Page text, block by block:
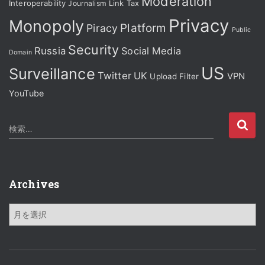
Interoperability Journalism Link Tax
Monopoly Piracy Platform Privacy Public
Domain Russia Security Social Media
Surveillance Twitter UK Upload Filter US VPN
YouTube
検
索
検索…
Archives
h